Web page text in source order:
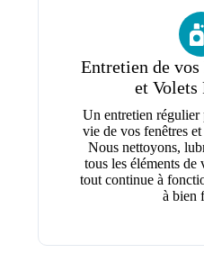
Entretien de vos
et Volets
Un entretien régulier
vie de vos fenêtres
Nous nettoyons,
tous les éléments de
tout continue à
à bien